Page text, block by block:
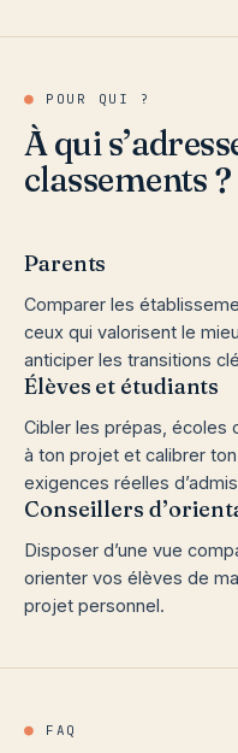
● POUR QUI ?
À qui
classements ?
Parents
Comparer les
ceux qui valorisent le
anticiper les transitions
Élèves et étudiants
Cibler les prépas, écoles
à ton projet et calibrer
exigences réelles
Conseillers
Disposer d’une vue
orienter vos élèves de
projet personnel.
● FAQ